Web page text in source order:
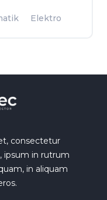
Elektro
consectetur
ipsum in rutrum
in aliquam